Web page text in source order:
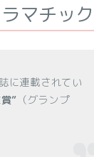
マチック
に連載されてい
” （グランプ